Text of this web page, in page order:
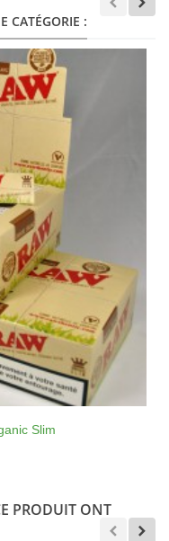
CATÉGORIE :
Slim
PRODUIT ONT